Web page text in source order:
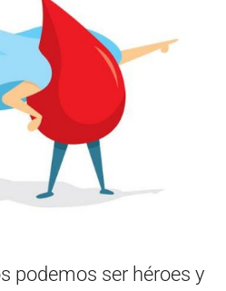
podemos ser héroes y